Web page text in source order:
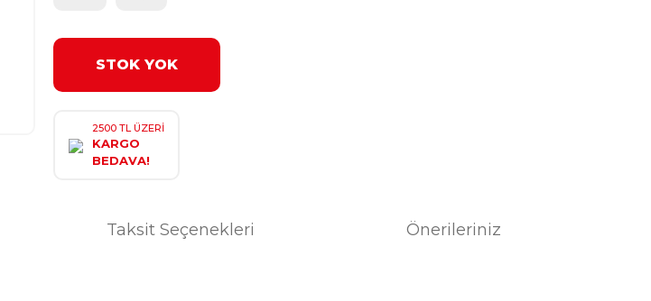
STOK YOK
2500 TL ÜZERİ
KARGO
BEDAVA!
Taksit Seçenekleri Önerileriniz